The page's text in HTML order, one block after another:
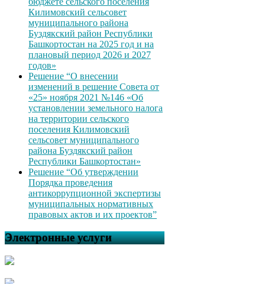
Килимовский сельсовет
муниципального района
Буздякский район Республики
Башкортостан на 2025 год и на
плановый период 2026 и 2027
годов»
Решение “О внесении
изменений в решение Совета от
«25» ноября 2021 №146 «Об
установлении земельного налога
на территории сельского
поселения Килимовский
сельсовет муниципального
района Буздякский район
Республики Башкортостан»
Решение “Об утверждении
Порядка проведения
антикоррупционной экспертизы
муниципальных нормативных
правовых актов и их проектов”
Электронные услуги